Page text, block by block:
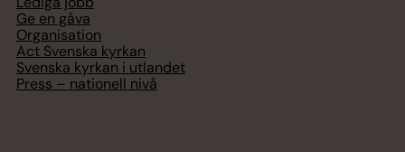
Ge en gåva
Organisation
Act Svenska kyrkan
Svenska kyrkan i utlandet
Press – nationell nivå